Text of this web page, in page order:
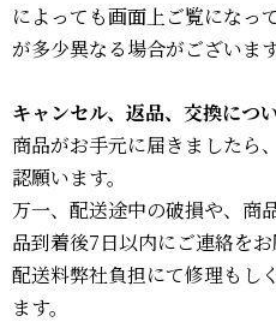
によっても画面上ご覧になっ
が多少異なる場合がございます
キャンセル、返品、交換につ
商品がお手元に届きましたら
認願います。
万一、配送途中の破損や、商
品到着後7日以内にご連絡をお
配送料弊社負担にて修理もし
ます。